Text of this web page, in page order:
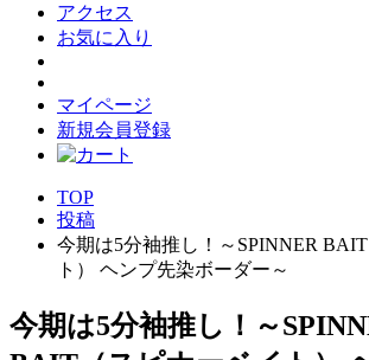
アクセス
お気に入り
マイページ
新規会員登録
TOP
投稿
今期は5分袖推し！～SPINNER
ト） ヘンプ先染ボーダー～
今期は5分袖推し！～